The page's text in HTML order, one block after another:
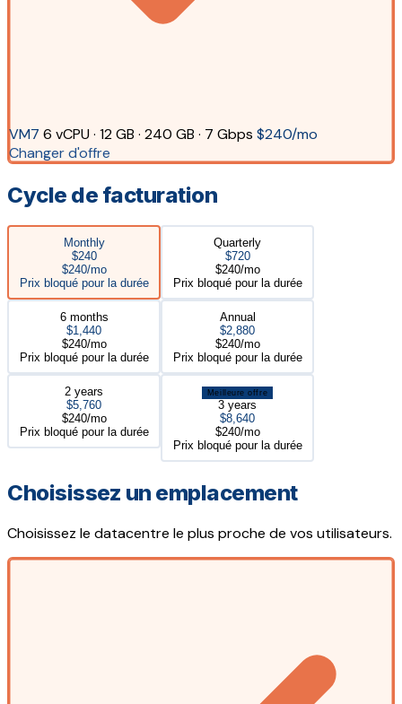
VM7 6 vCPU · 12 GB · 240 GB · 7 Gbps $240/mo
Changer d'offre
Cycle de facturation
Monthly
$240
$240/mo
Prix bloqué pour la durée
Quarterly
$720
$240/mo
Prix bloqué pour la durée
6 months
$1,440
$240/mo
Prix bloqué pour la durée
Annual
$2,880
$240/mo
Prix bloqué pour la durée
2 years
$5,760
$240/mo
Prix bloqué pour la durée
Meilleure offre
3 years
$8,640
$240/mo
Prix bloqué pour la durée
Choisissez un emplacement
Choisissez le datacentre le plus proche de vos utilisateurs.